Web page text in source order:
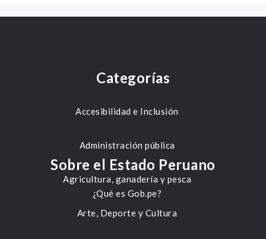
Categorías
Accesibilidad e Inclusión
Administración pública
Agricultura, ganadería y pesca
Arte, Deporte y Cultura
Sobre el Estado Peruano
¿Qué es Gob.pe?